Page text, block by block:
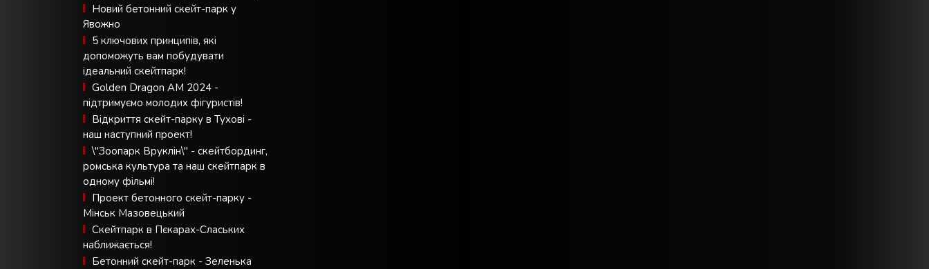
Новий бетонний скейт-парк у
Явожно
5 ключових принципів, які
допоможуть вам побудувати
ідеальний скейтпарк!
Golden Dragon AM 2024 -
підтримуємо молодих фігуристів!
Відкриття скейт-парку в Тухові -
наш наступний проект!
\"Зоопарк Вруклін\" - скейтбординг,
ромська культура та наш скейтпарк в
одному фільмі!
Проект бетонного скейт-парку -
Мінськ Мазовецький
Скейтпарк в Пєкарах-Слаських
наближається!
Бетонний скейт-парк - Зеленька